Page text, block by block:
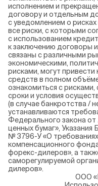
исполнением и
договору и отдельным
с уведомлением о
все риски, с которыми
с использованием
к заключению договоры
связаны с различными
экономическими,
рисками, могут
средств в полном
ознакомиться с
сроки и условия
(в случае банкротства /
устанавливаются
Федерального закона
ценных бумаг», Указания
№ 3796-У «О
компенсационного
форекс-дилеров», а
саморегулируемой
дилеров».
ООО